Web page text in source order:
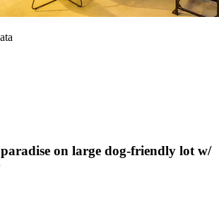
on large dog-friendly lot w/